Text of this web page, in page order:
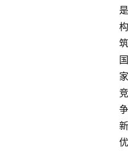
是
构
筑
国
家
竞
争
新
优